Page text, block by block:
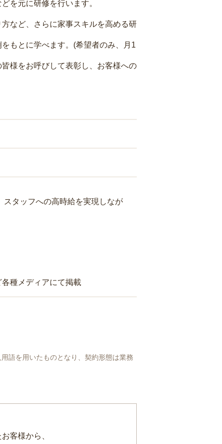
を元に研修を行います。
など、さらに家事スキルを高める研
もとに学べます。(希望者のみ、月1
様をお呼びして表彰し、お客様への
タッフへの高時給を実現しなが
種メディアにて掲載
語を用いたものとなり、契約形態は業務
客様から、